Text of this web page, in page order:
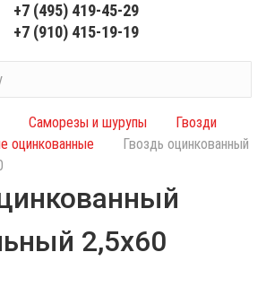
+7 (495) 419-45-29
+7 (910) 415-19-19
Саморезы и шурупы
Гвозди
оцинкованные
Гвоздь оцинкованный
2,5х60